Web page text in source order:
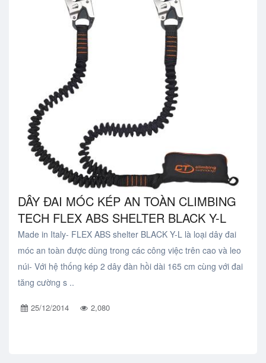
DÂY ĐAI MÓC KÉP AN TOÀN CLIMBING
TECH FLEX ABS SHELTER BLACK Y-L
Made in Italy- FLEX ABS shelter BLACK Y-L là loại dây đai
móc an toàn được dùng trong các công việc trên cao và leo
núi- Với hệ thống kép 2 dây đàn hồi dài 165 cm cùng với đai
tăng cường s ..
25/12/2014 2,080